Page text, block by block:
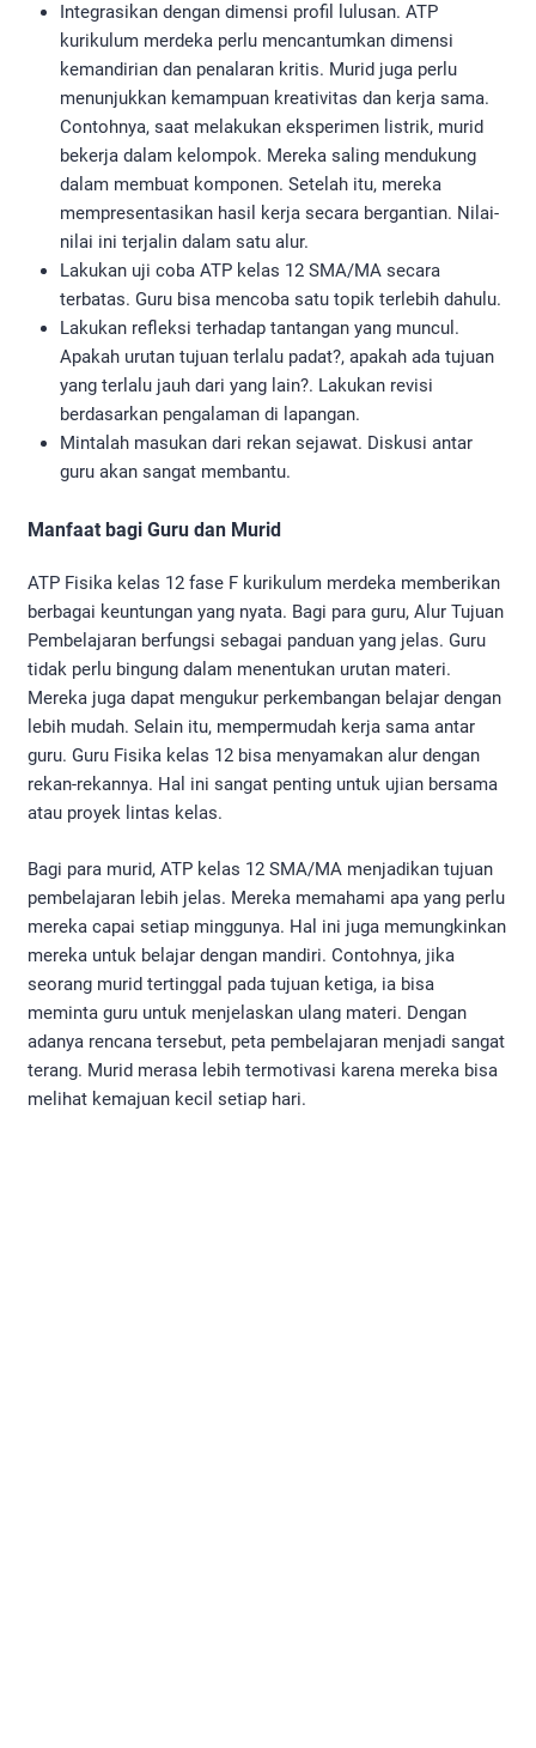
Integrasikan dengan dimensi profil lulusan. ATP
kurikulum merdeka perlu mencantumkan dimensi
kemandirian dan penalaran kritis. Murid juga perlu
menunjukkan kemampuan kreativitas dan kerja sama.
Contohnya, saat melakukan eksperimen listrik, murid
bekerja dalam kelompok. Mereka saling mendukung
dalam membuat komponen. Setelah itu, mereka
mempresentasikan hasil kerja secara bergantian. Nilai-
nilai ini terjalin dalam satu alur.
Lakukan uji coba ATP kelas 12 SMA/MA secara
terbatas. Guru bisa mencoba satu topik terlebih dahulu.
Lakukan refleksi terhadap tantangan yang muncul.
Apakah urutan tujuan terlalu padat?, apakah ada tujuan
yang terlalu jauh dari yang lain?. Lakukan revisi
berdasarkan pengalaman di lapangan.
Mintalah masukan dari rekan sejawat. Diskusi antar
guru akan sangat membantu.
Manfaat bagi Guru dan Murid
ATP Fisika kelas 12 fase F kurikulum merdeka memberikan
berbagai keuntungan yang nyata. Bagi para guru, Alur Tujuan
Pembelajaran berfungsi sebagai panduan yang jelas. Guru
tidak perlu bingung dalam menentukan urutan materi.
Mereka juga dapat mengukur perkembangan belajar dengan
lebih mudah. Selain itu, mempermudah kerja sama antar
guru. Guru Fisika kelas 12 bisa menyamakan alur dengan
rekan-rekannya. Hal ini sangat penting untuk ujian bersama
atau proyek lintas kelas.
Bagi para murid, ATP kelas 12 SMA/MA menjadikan tujuan
pembelajaran lebih jelas. Mereka memahami apa yang perlu
mereka capai setiap minggunya. Hal ini juga memungkinkan
mereka untuk belajar dengan mandiri. Contohnya, jika
seorang murid tertinggal pada tujuan ketiga, ia bisa
meminta guru untuk menjelaskan ulang materi. Dengan
adanya rencana tersebut, peta pembelajaran menjadi sangat
terang. Murid merasa lebih termotivasi karena mereka bisa
melihat kemajuan kecil setiap hari.